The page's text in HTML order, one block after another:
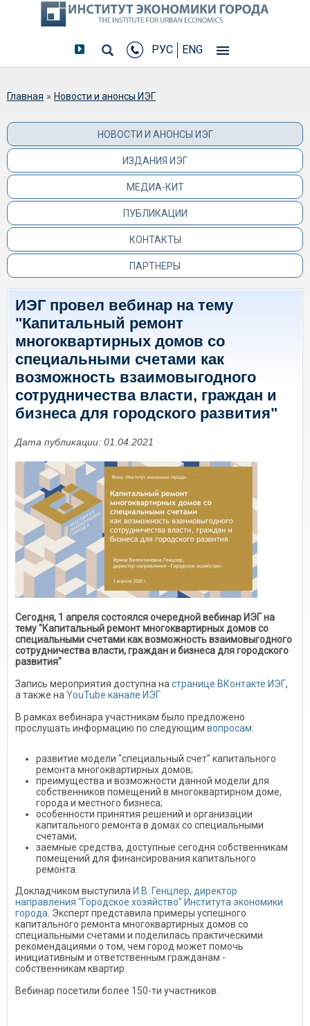
РУС ENG
Вы здесь
Главная » Новости и анонсы ИЭГ
НОВОСТИ И АНОНСЫ ИЭГ
ИЗДАНИЯ ИЭГ
МЕДИА-КИТ
ПУБЛИКАЦИИ
КОНТАКТЫ
ПАРТНЕРЫ
ИЭГ провел вебинар на тему
"Капитальный ремонт
многоквартирных домов со
специальными счетами как
возможность взаимовыгодного
сотрудничества власти, граждан и
бизнеса для городского развития"
Дата публикации: 01.04.2021
Сегодня, 1 апреля состоялся очередной вебинар ИЭГ на
тему "Капитальный ремонт многоквартирных домов со
специальными счетами как возможность взаимовыгодного
сотрудничества власти, граждан и бизнеса для городского
развития"
Запись мероприятия доступна на странице ВКонтакте ИЭГ,
а также на YouTube канале ИЭГ
В рамках вебинара участникам было предложено
прослушать информацию по следующим вопросам:
развитие модели "специальный счет" капитального
ремонта многоквартирных домов;
преимущества и возможности данной модели для
собственников помещений в многоквартирном доме,
города и местного бизнеса;
особенности принятия решений и организации
капитального ремонта в домах со специальными
счетами;
заемные средства, доступные сегодня собственникам
помещений для финансирования капитального
ремонта.
Докладчиком выступила И.В. Генцлер, директор
направления "Городское хозяйство" Института экономики
города . Эксперт представила примеры успешного
капитального ремонта многоквартирных домов со
специальными счетами и поделилась практическими
рекомендациями о том, чем город может помочь
инициативным и ответственным гражданам -
собственникам квартир.
Вебинар посетили более 150-ти участников.